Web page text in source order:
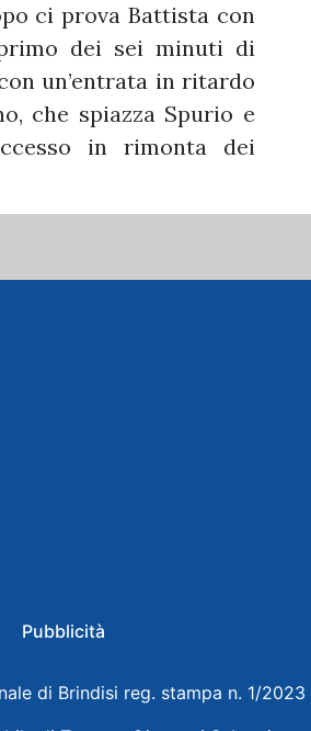
ci prova Battista con
dei sei minuti di
un’entrata in ritardo
che spiazza Spurio e
in rimonta dei
Pubblicità
di Brindisi reg. stampa n. 1/